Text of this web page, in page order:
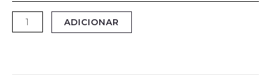
ADICIONAR